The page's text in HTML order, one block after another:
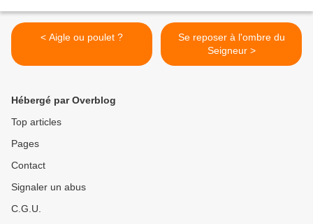
< Aigle ou poulet ?
Se reposer à l'ombre du
Seigneur >
Hébergé par Overblog
Top articles
Pages
Contact
Signaler un abus
C.G.U.